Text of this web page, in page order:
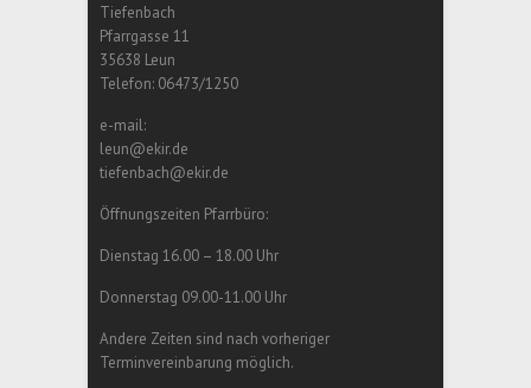
Tiefenbach
Pfarrgasse 11
35638 Leun
Telefon: 06473/1250
e-mail:
leun@ekir.de
tiefenbach@ekir.de
Öffnungszeiten Pfarrbüro:
Dienstag 16.00 – 18.00 Uhr
Donnerstag 09.00-11.00 Uhr
Andere Zeiten sind nach vorheriger
Terminvereinbarung möglich.